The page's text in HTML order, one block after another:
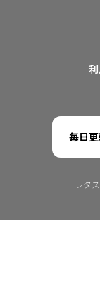
毎日
レタ